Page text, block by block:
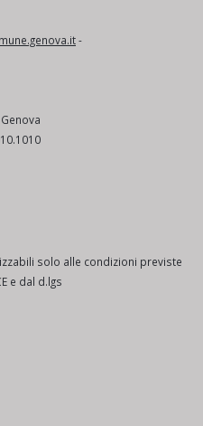
-
solo alle condizioni previste
e dal d.lgs